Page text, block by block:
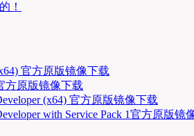
！
官方原版镜像下载
方原版镜像下载
(x64) 官方原版镜像下载
with Service Pack 1官方原版镜